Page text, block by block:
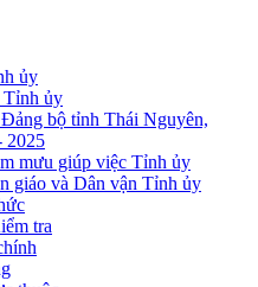
ủy
Tỉnh ủy
bộ tỉnh Thái Nguyên,
2025
mưu giúp việc Tỉnh ủy
giáo và Dân vận Tỉnh ủy
tra